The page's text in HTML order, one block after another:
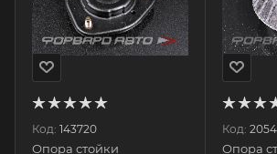
Код: 143720
Опора стойки
Код:
Опора